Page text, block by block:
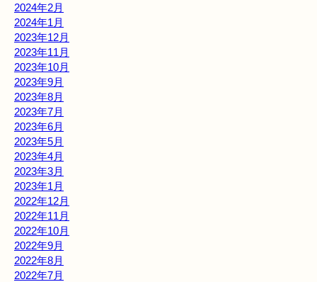
2024年2月
2024年1月
2023年12月
2023年11月
2023年10月
2023年9月
2023年8月
2023年7月
2023年6月
2023年5月
2023年4月
2023年3月
2023年1月
2022年12月
2022年11月
2022年10月
2022年9月
2022年8月
2022年7月